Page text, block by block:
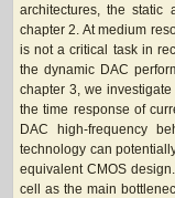
architectures, the static
chapter 2. At medium
is not a critical task in
the dynamic DAC
chapter 3, we
the time response of
DAC high-frequency
technology can
equivalent CMOS
cell as the main